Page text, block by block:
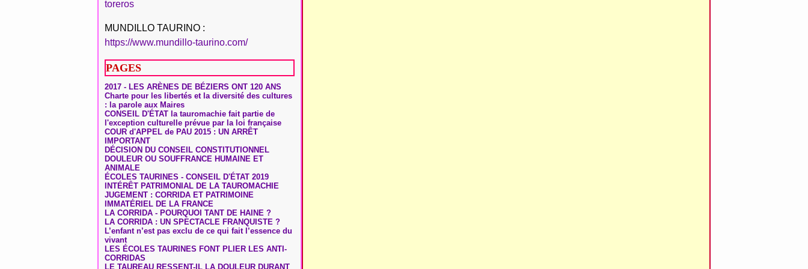
toreros
MUNDILLO TAURINO :
https://www.mundillo-taurino.com/
PAGES
2017 - LES ARÈNES DE BÉZIERS ONT 120 ANS
Charte pour les libertés et la diversité des cultures
: la parole aux Maires
CONSEIL D'ÉTAT la tauromachie fait partie de
l'exception culturelle prévue par la loi française
COUR d'APPEL de PAU 2015 : UN ARRÊT
IMPORTANT
DÉCISION DU CONSEIL CONSTITUTIONNEL
DOULEUR OU SOUFFRANCE HUMAINE ET
ANIMALE
ÉCOLES TAURINES - CONSEIL D'ÉTAT 2019
INTÉRÊT PATRIMONIAL DE LA TAUROMACHIE
JUGEMENT : CORRIDA ET PATRIMOINE
IMMATÉRIEL DE LA FRANCE
LA CORRIDA - POURQUOI TANT DE HAINE ?
LA CORRIDA : UN SPECTACLE FRANQUISTE ?
L’enfant n’est pas exclu de ce qui fait l’essence du
vivant
LES ÉCOLES TAURINES FONT PLIER LES ANTI-
CORRIDAS
LE TAUREAU RESSENT-IL LA DOULEUR DURANT